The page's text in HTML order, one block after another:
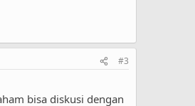
#3
bisa diskusi dengan